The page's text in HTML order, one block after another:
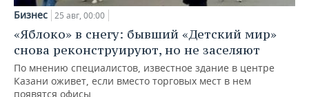
Бизнес 25 авг, 00:00
«Яблоко» в снегу: бывший «Детский мир»
снова реконструируют, но не заселяют
По мнению специалистов, известное здание в центре
Казани оживет, если вместо торговых мест в нем
появятся офисы